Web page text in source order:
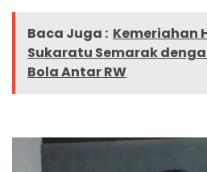
Baca Juga : Kemeriahan
Sukaratu Semarak
Bola Antar RW